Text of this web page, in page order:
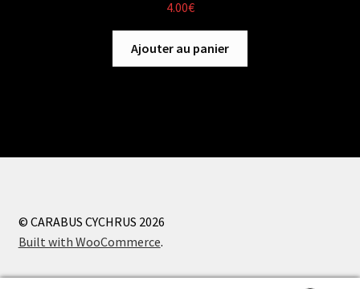
4.00€
Ajouter au panier
© CARABUS CYCHRUS 2026
Built with WooCommerce.